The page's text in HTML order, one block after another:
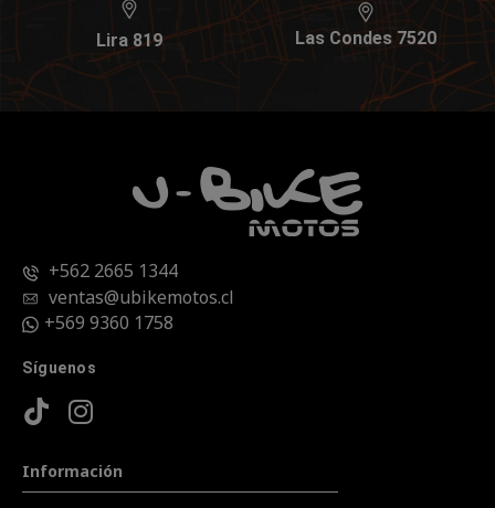
Lira 819 Las Condes 7520
+562 2665 1344
ventas@ubikemotos.cl
+569 9360 1758
Síguenos
Información